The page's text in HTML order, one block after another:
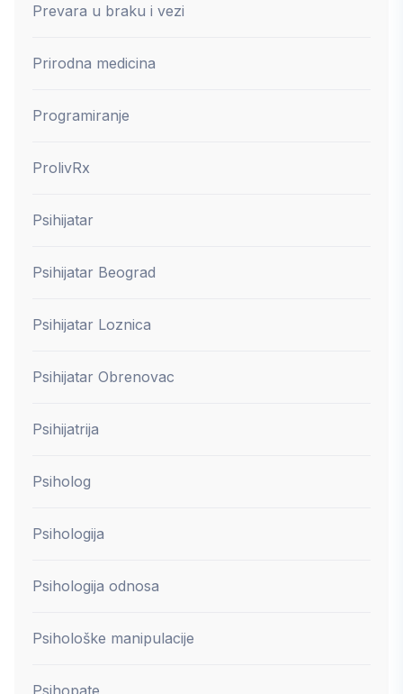
Prevara u braku i vezi
Prirodna medicina
Programiranje
ProlivRx
Psihijatar
Psihijatar Beograd
Psihijatar Loznica
Psihijatar Obrenovac
Psihijatrija
Psiholog
Psihologija
Psihologija odnosa
Psihološke manipulacije
Psihopate